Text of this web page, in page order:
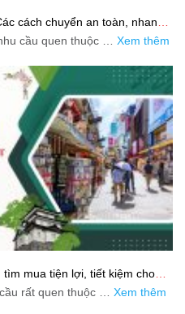
cách chuyển an toàn, nhanh
cầu quen thuộc … Xem thêm
mua tiện lợi, tiết kiệm cho
rất quen thuộc … Xem thêm